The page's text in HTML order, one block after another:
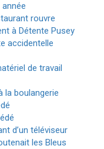
rouvre
à Détente Pusey
accidentelle
de travail
la boulangerie
d’un téléviseur
les Bleus